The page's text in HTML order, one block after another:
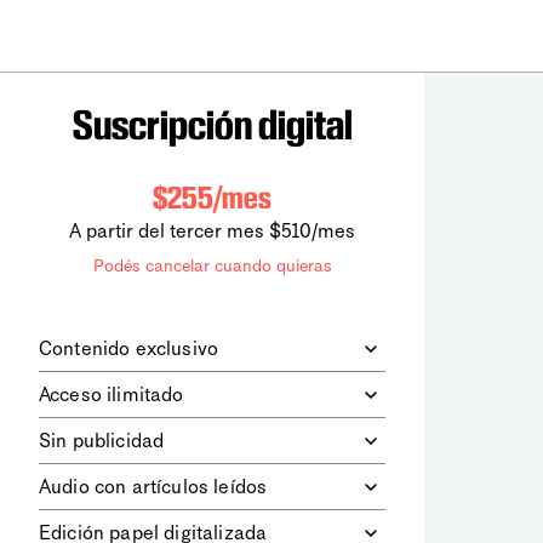
Suscripción digital
$255/mes
A partir del tercer mes $510/mes
Podés cancelar cuando quieras
Contenido exclusivo
digitales dela diaria
los contenidos de Le Monde
diplomatique.
Acceso ilimitado
contenidos.
Sin publicidad
publicitarios.
Audio con artículos leídos
Edición papel digitalizada